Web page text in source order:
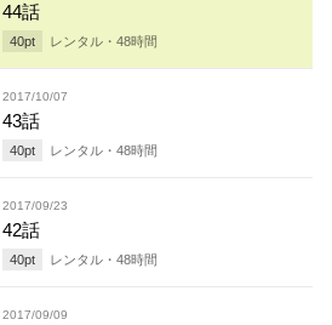
44話
40pt レンタル・ 48時間
2017/10/07
43話
40pt レンタル・ 48時間
2017/09/23
42話
40pt レンタル・ 48時間
2017/09/09